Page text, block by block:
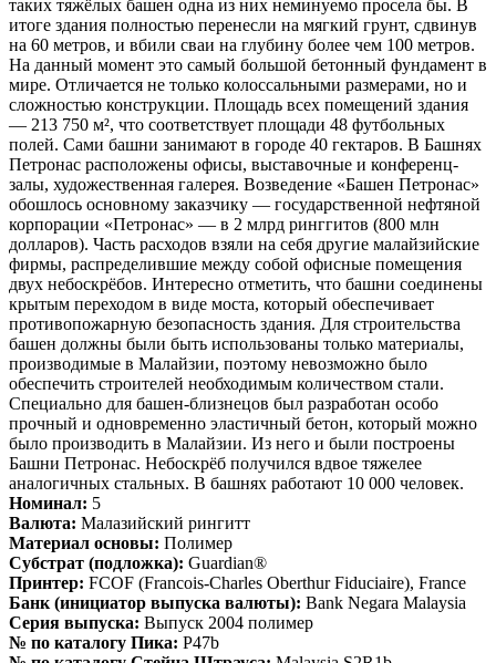
таких тяжёлых башен одна из них неминуемо просела бы. В
итоге здания полностью перенесли на мягкий грунт, сдвинув
на 60 метров, и вбили сваи на глубину более чем 100 метров.
На данный момент это самый большой бетонный фундамент в
мире. Отличается не только колоссальными размерами, но и
сложностью конструкции. Площадь всех помещений здания
— 213 750 м², что соответствует площади 48 футбольных
полей. Сами башни занимают в городе 40 гектаров. В Башнях
Петронас расположены офисы, выставочные и конференц-
залы, художественная галерея. Возведение «Башен Петронас»
обошлось основному заказчику — государственной нефтяной
корпорации «Петронас» — в 2 млрд ринггитов (800 млн
долларов). Часть расходов взяли на себя другие малайзийские
фирмы, распределившие между собой офисные помещения
двух небоскрёбов. Интересно отметить, что башни соединены
крытым переходом в виде моста, который обеспечивает
противопожарную безопасность здания. Для строительства
башен должны были быть использованы только материалы,
производимые в Малайзии, поэтому невозможно было
обеспечить строителей необходимым количеством стали.
Специально для башен-близнецов был разработан особо
прочный и одновременно эластичный бетон, который можно
было производить в Малайзии. Из него и были построены
Башни Петронас. Небоскрёб получился вдвое тяжелее
аналогичных стальных. В башнях работают 10 000 человек.
Номинал: 5
Валюта: Малазийский рингитт
Материал основы: Полимер
Субстрат (подложка): Guardian®
Принтер: FCOF (Francois-Charles Oberthur Fiduciaire), France
Банк (инициатор выпуска валюты): Bank Negara Malaysia
Серия выпуска: Выпуск 2004 полимер
№ по каталогу Пика: P47b